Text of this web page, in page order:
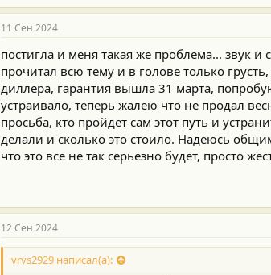
11 Сен 2024
постигла и меня такая же проблема... звук
прочитал всю тему и в голове только
диллера, гарантия вышла 31 марта,
устраивало, теперь жалею что не продал
просьба, кто пройдет сам этот путь и
делали и сколько это стоило. Надеюсь
что это все не так серьезно будет, просто
12 Сен 2024
vrvs2929 написал(а):